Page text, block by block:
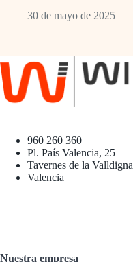
30 de mayo de 2025
960 260 360
Pl. País Valencia, 25
Tavernes de la Valldigna
Valencia
Nuestra empresa